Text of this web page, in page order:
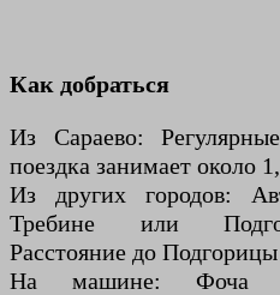
Как добраться
Из Сараево:
поездка занимает около
Из других городов:
Требине или
Расстояние до
На машине: Фоча